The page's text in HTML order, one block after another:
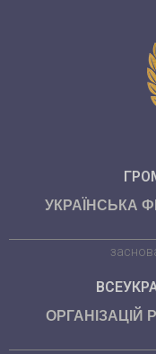
УКРАЇНСЬКА
ОРГАНІЗАЦІЙ